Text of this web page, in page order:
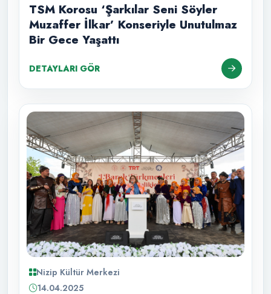
TSM Korosu ‘Şarkılar Seni Söyler
Muzaffer İlkar’ Konseriyle Unutulmaz
Bir Gece Yaşattı
DETAYLARI GÖR
Nizip Kültür Merkezi
14.04.2025